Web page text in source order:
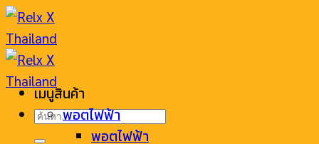
Skip
to
content
ค้นหา:
เมนูสินค้า
พอตไฟฟ้า
พอตไฟฟ้า